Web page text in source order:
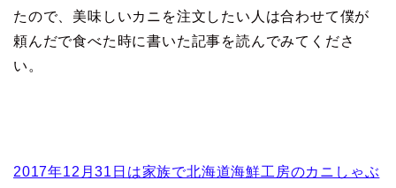
たので、美味しいカニを注文したい人は合わせて僕が
頼んだで食べた時に書いた記事を読んでみてくださ
い。
2017年12月31日は家族で北海道海鮮工房のカニしゃぶ